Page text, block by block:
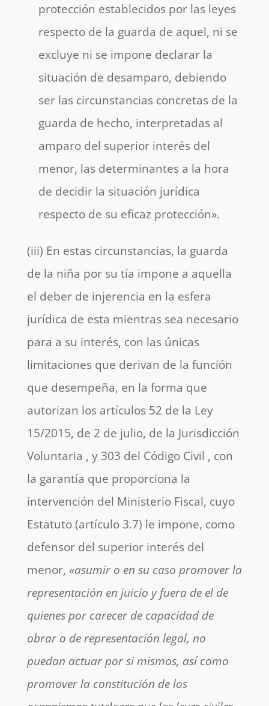
protección establecidos por las leyes
respecto de la guarda de aquel, ni se
excluye ni se impone declarar la
situación de desamparo, debiendo
ser las circunstancias concretas de la
guarda de hecho, interpretadas al
amparo del superior interés del
menor, las determinantes a la hora
de decidir la situación jurídica
respecto de su eficaz protección».
(iii) En estas circunstancias, la guarda
de la niña por su tía impone a aquella
el deber de injerencia en la esfera
jurídica de esta mientras sea necesario
para a su interés, con las únicas
limitaciones que derivan de la función
que desempeña, en la forma que
autorizan los artículos 52 de la Ley
15/2015, de 2 de julio, de la Jurisdicción
Voluntaria , y 303 del Código Civil , con
la garantía que proporciona la
intervención del Ministerio Fiscal, cuyo
Estatuto (artículo 3.7) le impone, como
defensor del superior interés del
menor, «asumir o en su caso promover la
representación en juicio y fuera de el de
quienes por carecer de capacidad de
obrar o de representación legal, no
puedan actuar por si mismos, así como
promover la constitución de los